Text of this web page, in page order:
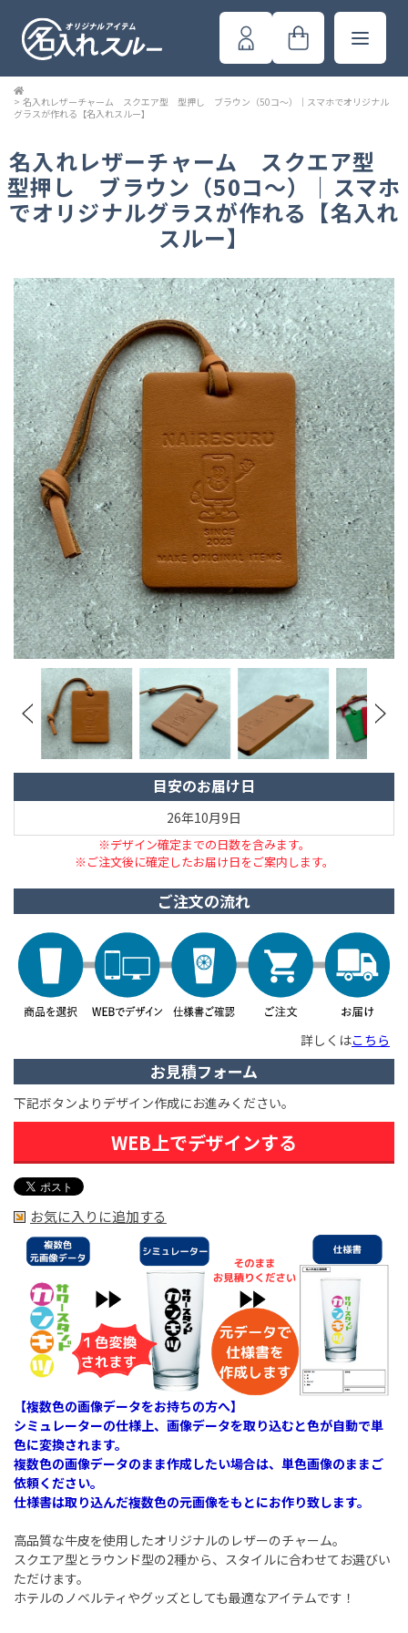
> 名入れレザーチャーム スクエア型 型押し ブラウン（50コ～）｜スマホでオリジナル
グラスが作れる【名入れスルー】
名入れレザーチャーム スクエア型
型押し ブラウン（50コ～）｜スマホ
でオリジナルグラスが作れる【名入れ
スルー】
目安のお届け日
26年10月9日
※デザイン確定までの日数を含みます。
※ご注文後に確定したお届け日をご案内します。
ご注文の流れ
詳しくはこちら
お見積フォーム
下記ボタンよりデザイン作成にお進みください。
WEB上でデザインする
お気に入りに追加する
【複数色の画像データをお持ちの方へ】
シミュレーターの仕様上、画像データを取り込むと色が自動で単
色に変換されます。
複数色の画像データのまま作成したい場合は、単色画像のままご
依頼ください。
仕様書は取り込んだ複数色の元画像をもとにお作り致します。
高品質な牛皮を使用したオリジナルのレザーのチャーム。
スクエア型とラウンド型の2種から、スタイルに合わせてお選びい
ただけます。
ホテルのノベルティやグッズとしても最適なアイテムです！